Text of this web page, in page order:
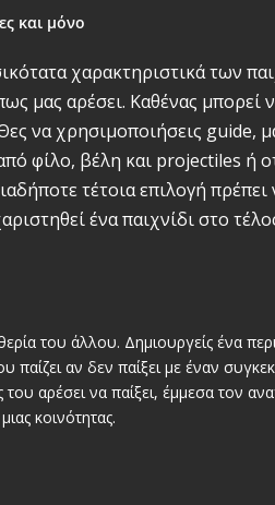
και μόνο
χαρακτηριστικά των
μας αρέσει. Καθένας μπορεί
να χρησιμοποιήσεις guide,
φίλο, βέλη και projectiles ή
τέτοια επιλογή πρέπει
ένα παιχνίδι στο
του άλλου. Δημιουργείς ένα
παίζει αν δεν παίξει με έναν
αρέσει να παίξει, έμμεσα τον
κοινότητας.